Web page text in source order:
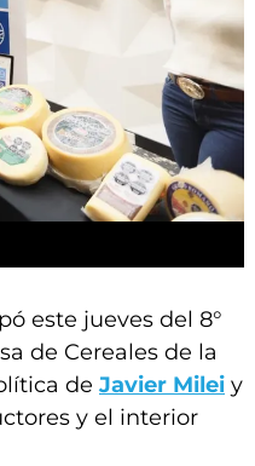
este jueves del 8°
de Cereales de la
de Javier Milei y
y el interior